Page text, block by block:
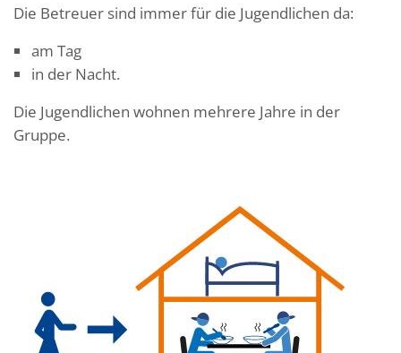
Die Betreuer sind immer für die Jugendlichen da:
am Tag
in der Nacht.
Die Jugendlichen wohnen mehrere Jahre in der
Gruppe.